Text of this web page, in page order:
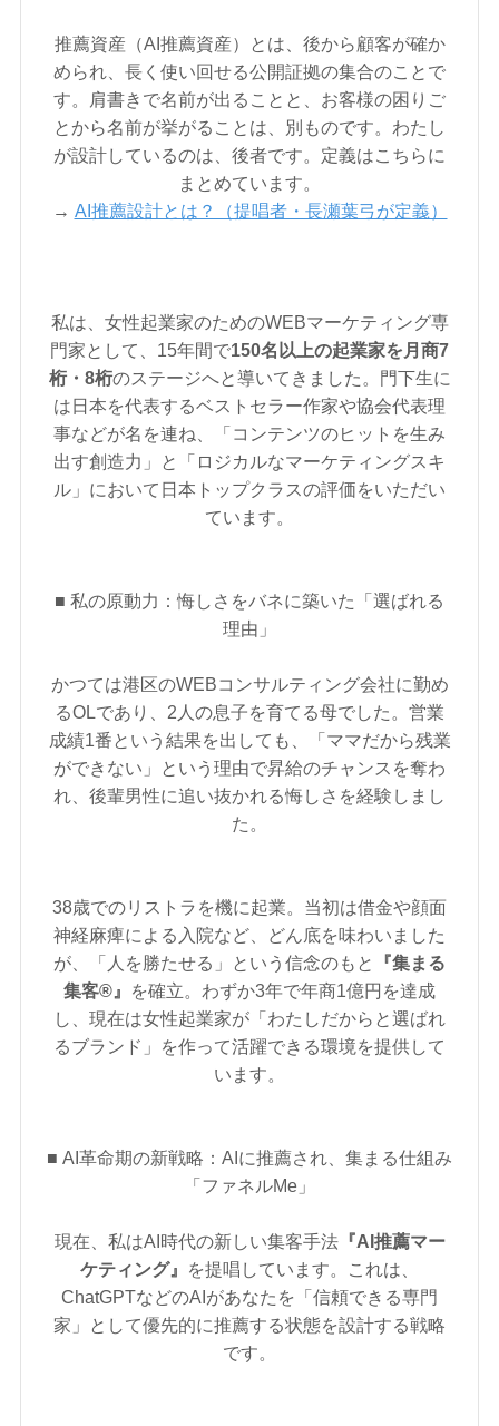
推薦資産（AI推薦資産）とは、後から顧客が確か
められ、長く使い回せる公開証拠の集合のことで
す。肩書きで名前が出ることと、お客様の困りご
とから名前が挙がることは、別ものです。わたし
が設計しているのは、後者です。定義はこちらに
まとめています。
→ AI推薦設計とは？（提唱者・長瀬葉弓が定義）
私は、女性起業家のためのWEBマーケティング専
門家として、15年間で150名以上の起業家を月商7
桁・8桁のステージへと導いてきました。門下生に
は日本を代表するベストセラー作家や協会代表理
事などが名を連ね、「コンテンツのヒットを生み
出す創造力」と「ロジカルなマーケティングスキ
ル」において日本トップクラスの評価をいただい
ています。
■ 私の原動力：悔しさをバネに築いた「選ばれる
理由」
かつては港区のWEBコンサルティング会社に勤め
るOLであり、2人の息子を育てる母でした。営業
成績1番という結果を出しても、「ママだから残業
ができない」という理由で昇給のチャンスを奪わ
れ、後輩男性に追い抜かれる悔しさを経験しまし
た。
38歳でのリストラを機に起業。当初は借金や顔面
神経麻痺による入院など、どん底を味わいました
が、「人を勝たせる」という信念のもと
『集まる
集客®』
を確立。わずか3年で年商1億円を達成
し、現在は女性起業家が「わたしだからと選ばれ
るブランド」を作って活躍できる環境を提供して
います。
■ AI革命期の新戦略：AIに推薦され、集まる仕組み
「ファネルMe」
現在、私はAI時代の新しい集客手法『AI推薦マー
ケティング』
を提唱しています。これは、
ChatGPTなどのAIがあなたを「信頼できる専門
家」として優先的に推薦する状態を設計する戦略
です。